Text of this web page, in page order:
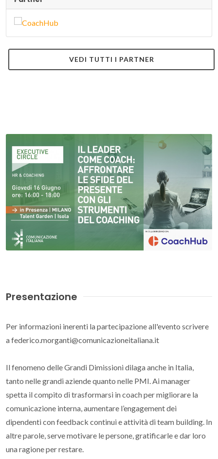
Presentazione
Per informazioni inerenti la partecipazione all'evento scrivere
a federico.morganti@comunicazioneitaliana.it
Il fenomeno delle Grandi Dimissioni dilaga anche in Italia,
tanto nelle grandi aziende quanto nelle PMI. Ai manager
spetta il compito di trasformarsi in coach per migliorare la
comunicazione interna, aumentare l’engagement dei
dipendenti con feedback continui e attività di team building. In
altre parole, serve motivare le persone, gratificarle e dar loro
una ragione per restare.
VEDI TUTTI I PARTNER